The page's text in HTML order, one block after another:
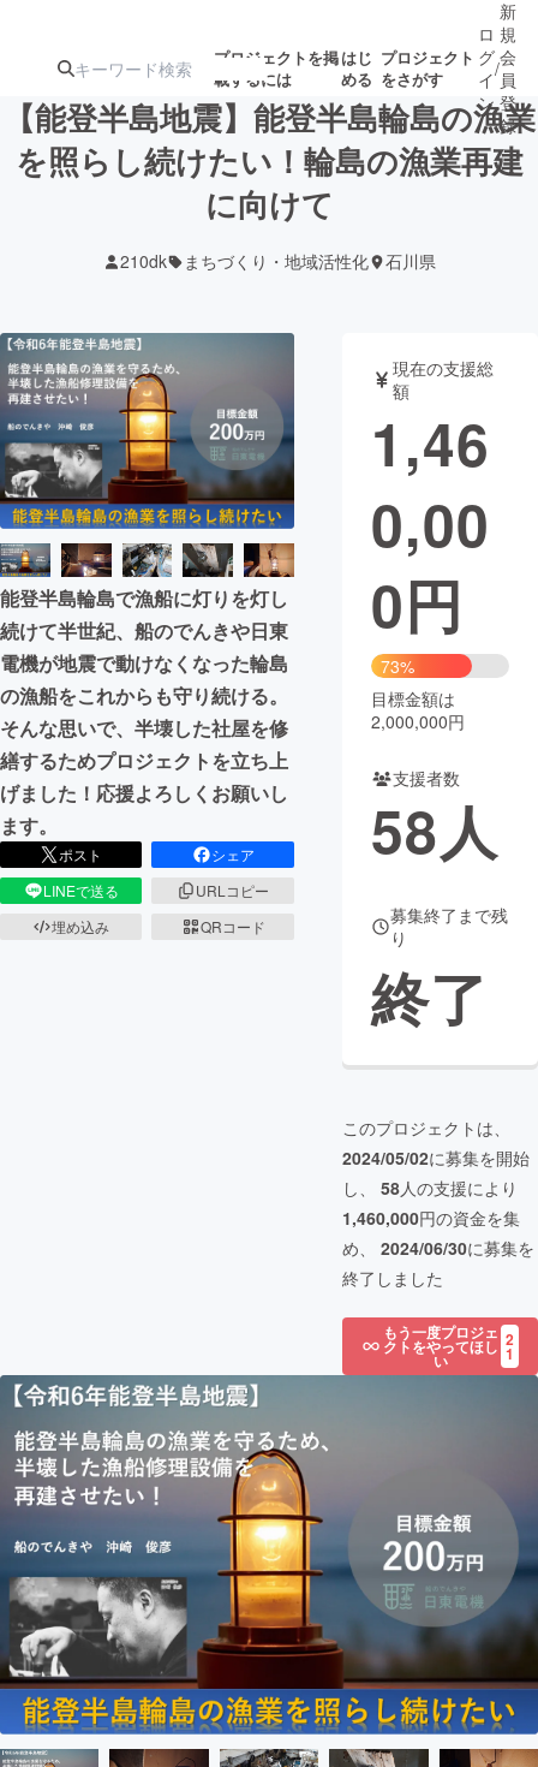
プロジェクトを掲
載するには
はじ
める
プロジェクト
をさがす
注目の新着プロ募集終了が近いプ
テクノロジー・ガジェット
映像・映画 書籍・雑誌
ビジネス・起業 チャレンジ
まちづくり・地域活性化
CAMPFIRE for Social Good
CAMPFIRE Creation
CAMPFIREふるさと納税
コミュニティ
ロ
グ
イ
ン
/
新
規
会
員
登
録
【能登半島地震】能登半島輪島の漁業
を照らし続けたい！輪島の漁業再建
に向けて
210dk まちづくり・地域活性化 石川県
能登半島輪島で漁船に灯りを灯し
続けて半世紀、船のでんきや日東
電機が地震で動けなくなった輪島
の漁船をこれからも守り続ける。
そんな思いで、半壊した社屋を修
繕するためプロジェクトを立ち上
げました！応援よろしくお願いし
ます。
ポスト
シェア
LINEで送る
URLコピー
埋め込み
QRコード
現在の支援総
額
1,46
0,00
0円
73%
目標金額は
2,000,000円
支援者数
58人
募集終了まで残
り
終了
このプロジェクトは、
2024/05/02に募集を開始
し、 58人の支援により
1,460,000円の資金を集
め、 2024/06/30に募集を
終了しました
もう一度プロジェ
クトをやってほし
い
2
1